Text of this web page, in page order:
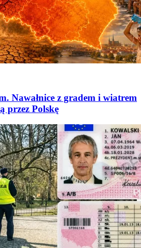
Nawałnice z gradem i wiatrem
przez Polskę